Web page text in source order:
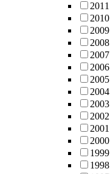
2011
2010
2009
2008
2007
2006
2005
2004
2003
2002
2001
2000
1999
1998